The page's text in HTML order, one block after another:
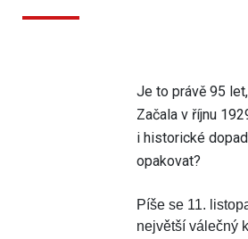
Je to právě 95
Začala v říjnu
i historické
opakovat?
Píše se 11.
největší válečný